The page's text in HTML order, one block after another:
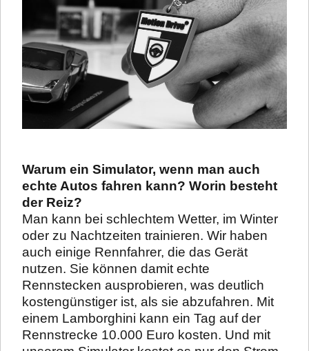
Warum ein Simulator, wenn man auch
echte Autos fahren kann? Worin besteht
der Reiz?
Man kann bei schlechtem Wetter, im Winter
oder zu Nachtzeiten trainieren. Wir haben
auch einige Rennfahrer, die das Gerät
nutzen. Sie können damit echte
Rennstecken ausprobieren, was deutlich
kostengünstiger ist, als sie abzufahren. Mit
einem Lamborghini kann ein Tag auf der
Rennstrecke 10.000 Euro kosten. Und mit